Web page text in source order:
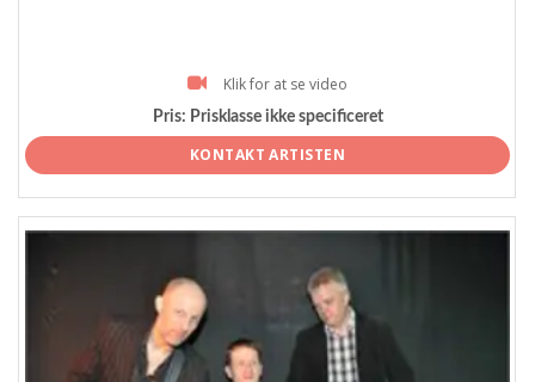
Klik for at se video
Pris: Prisklasse ikke specificeret
KONTAKT ARTISTEN